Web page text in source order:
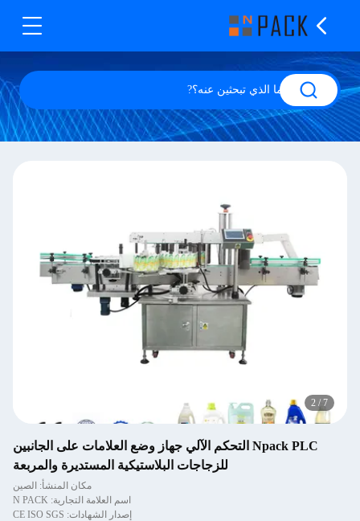
2 /7
Npack PLC التحكم الآلي جهاز وضع العلامات على الجانبين
للزجاجات البلاستيكية المستديرة والمربعة
مكان المنشأ: الصين
اسم العلامة التجارية: N PACK
إصدار الشهادات: CE ISO SGS